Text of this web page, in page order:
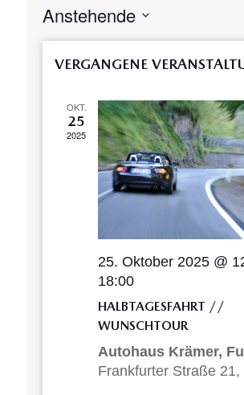
Anstehende
Datum
wählen.
VERGANGENE
OKT.
25
2025
25. Oktober 2025 @
18:00
HALBTAGESFAHRT //
WUNSCHTOUR
Autohaus Krämer,
Frankfurter Straße 21,